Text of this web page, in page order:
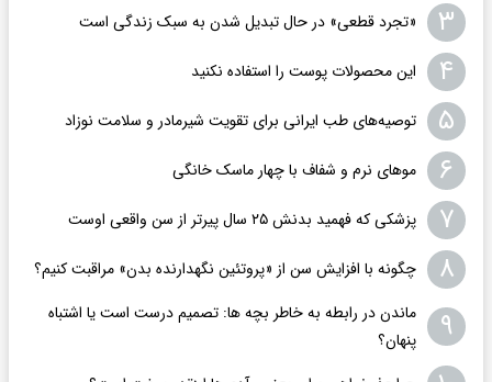
۳ «تجرد قطعی» در حال تبدیل شدن به سبک زندگی است
۴ این محصولات پوست را استفاده نکنید
۵ توصیه‌های طب ایرانی برای تقویت شیرمادر و سلامت نوزاد
۶ موهای نرم و شفاف با چهار ماسک خانگی
۷ پزشکی که فهمید بدنش ۲۵ سال پیرتر از سن واقعی اوست
۸ چگونه با افزایش سن از «پروتئین نگهدارنده بدن» مراقبت کنیم؟
۹
ماندن در رابطه به خاطر بچه ها: تصمیم درست است یا اشتباه
پنهان؟